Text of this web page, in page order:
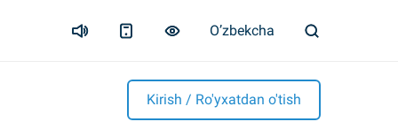
O’zbekcha
Kirish / Ro'yxatdan o'tish